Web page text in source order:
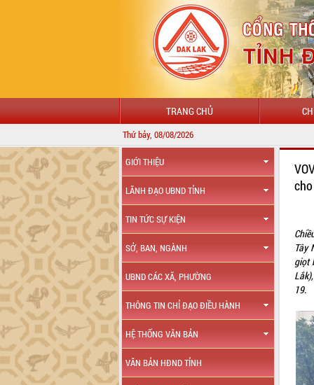
TRANG CHỦ
Thứ bảy, 08/08/2026
GIỚI THIỆU
LÃNH ĐẠO UBND TỈNH
TIN TỨC SỰ KIỆN
SỞ, BAN, NGÀNH
UBND CÁC XÃ, PHƯỜNG
THÔNG TIN CHỈ ĐẠO ĐIỀU HÀNH
HỆ THỐNG VĂN BẢN
VĂN BẢN HĐND TỈNH
Tây
giọt
19.